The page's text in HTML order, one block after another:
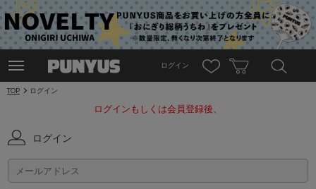
ログイン
TOP ログイン
ログインもしくは会員登録後、
ログイン